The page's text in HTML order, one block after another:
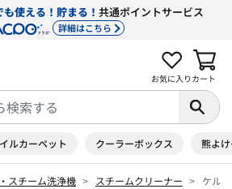
使える！貯まる！ 共通ポイントサービス
詳細はこちら
お気に入り カート
ルカーペット クーラーボックス 熊よ
スチーム洗浄機 スチームクリーナー ケル